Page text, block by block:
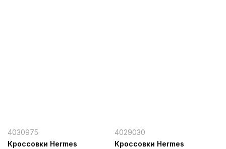
4030975
Кроссовки Hermes
4029030
Кроссовки Hermes